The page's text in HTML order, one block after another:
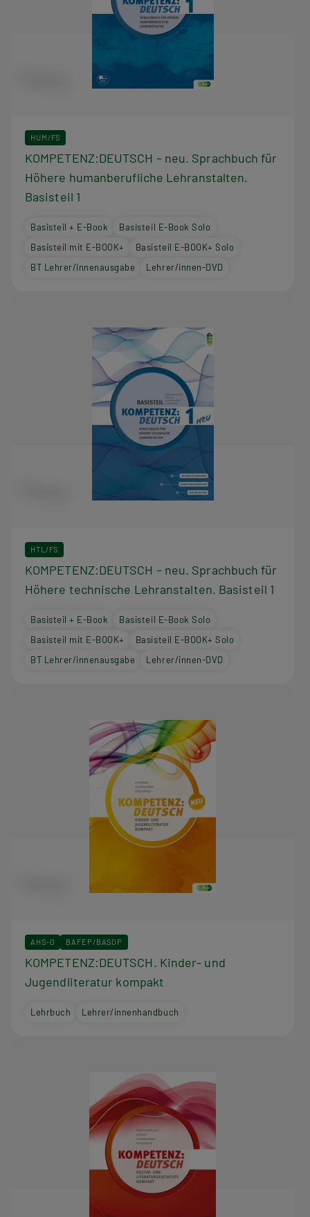
HUM/FS
KOMPETENZ:DEUTSCH – neu. Sprachbuch für
Höhere humanberufliche Lehranstalten.
Basisteil 1
Basisteil + E-Book
Basisteil E-Book Solo
Basisteil mit E-BOOK+
Basisteil E-BOOK+ Solo
BT Lehrer/innenausgabe
Lehrer/innen-DVD
HTL/FS
KOMPETENZ:DEUTSCH – neu. Sprachbuch für
Höhere technische Lehranstalten. Basisteil 1
Basisteil + E-Book
Basisteil E-Book Solo
Basisteil mit E-BOOK+
Basisteil E-BOOK+ Solo
BT Lehrer/innenausgabe
Lehrer/innen-DVD
AHS-O BAFEP/BASOP
KOMPETENZ:DEUTSCH. Kinder- und
Jugendliteratur kompakt
Lehrbuch Lehrer/innenhandbuch